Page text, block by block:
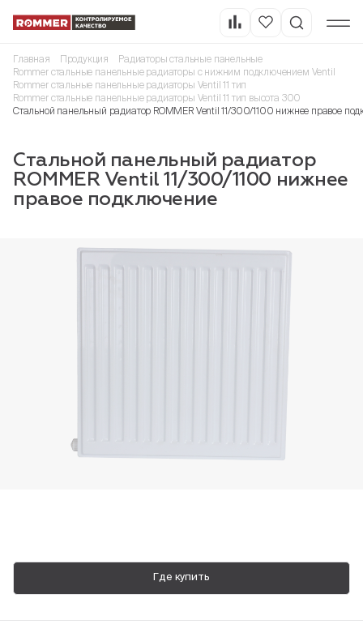
Пн-Пт, 9:00—18:00
Главная Продукция
Радиаторы стальные панельные
Rommer стальные панельные радиаторы с нижним подключением Ventil
Rommer стальные панельные радиаторы Ventil 11 тип
Rommer стальные панельные радиаторы Ventil 11 тип высота 300
Стальной панельный радиатор ROMMER Ventil 11/300/1100 нижнее правое
Стальной панельный радиатор
ROMMER Ventil 11/300/1100 нижнее
правое подключение
Где купить